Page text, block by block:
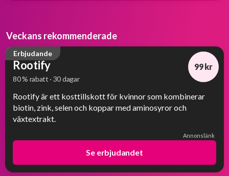
Veckans rekommenderade
Erbjudande
Rootify
80 % rabatt · 30 dagar
99 kr
Rootify är ett kosttillskott för kvinnor som kombinerar
biotin, zink, selen och koppar med aminosyror och
växtextrakt.
Annonslänk
Se erbjudandet